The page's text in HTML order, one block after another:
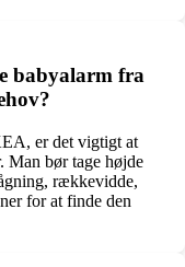
babyalarm fra
er det vigtigt at
Man bør tage højde
rækkevidde,
for at finde den